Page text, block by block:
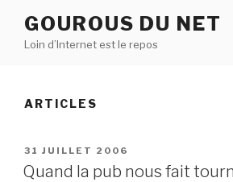
contenu
GOUROUS DU NET
Loin d’Internet est le repos
ARTICLES
PUBLIÉ
LE
31 JUILLET 2006
Quand la pub nous fait